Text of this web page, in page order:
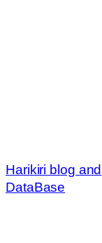
Harikiri blog and
DataBase